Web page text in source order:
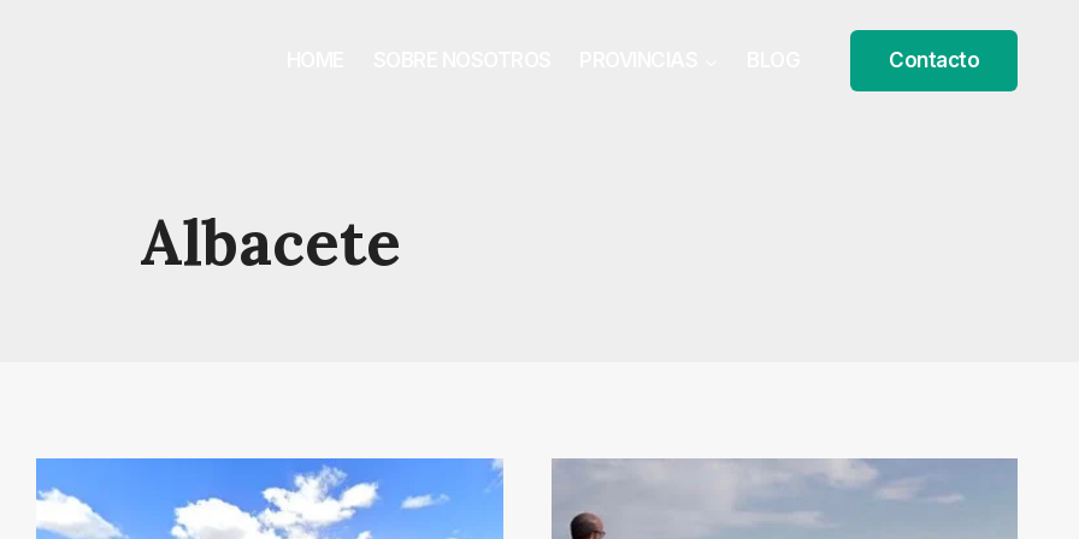
Contacto
Albacete